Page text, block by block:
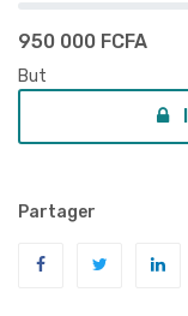
950 000 FCFA
But
Partager